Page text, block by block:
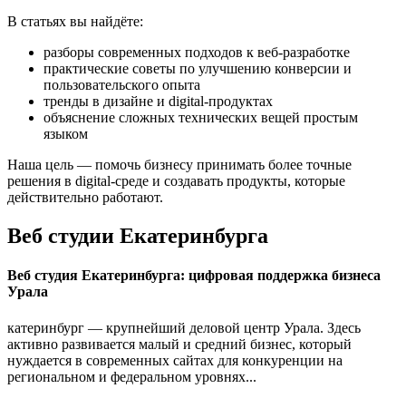
В статьях вы найдёте:
разборы современных подходов к веб-разработке
практические советы по улучшению конверсии и
пользовательского опыта
тренды в дизайне и digital-продуктах
объяснение сложных технических вещей простым
языком
Наша цель — помочь бизнесу принимать более точные
решения в digital-среде и создавать продукты, которые
действительно работают.
Веб студии Екатеринбурга
Веб студия Екатеринбурга: цифровая поддержка бизнеса
Урала
катеринбург — крупнейший деловой центр Урала. Здесь
активно развивается малый и средний бизнес, который
нуждается в современных сайтах для конкуренции на
региональном и федеральном уровнях...